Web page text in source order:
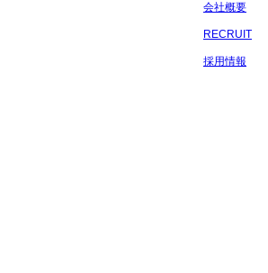
会社概要
RECRUIT
採用情報